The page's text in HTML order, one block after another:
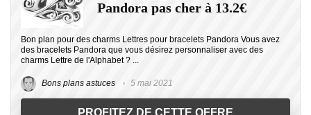
Pandora pas cher à 13.2€
Bon plan pour des charms Lettres pour bracelets Pandora Vous avez
des bracelets Pandora que vous désirez personnaliser avec des
charms Lettre de l'Alphabet ? ...
Bons plans astuces 5 mai 2021
PROFITEZ DE CETTE OFFRE